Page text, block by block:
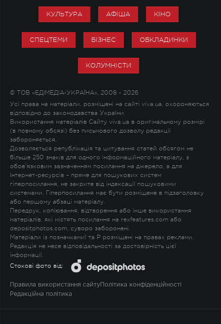
КУЛЬТУРА АФІША КІНО
СПЕЦТЕМИ БІЗНЕС ОБКЛАДИНКИ
КОЛУМНІСТИ
© ТОВ «ЕДІМЕДІА-УКРАЇНА», 2008 - 2026
Усі права на матеріали, розміщені на сайті viva.ua, охороняються
відповідно до законодавства України.
Використання матеріалів Сайту viva.ua в оригінальному розмірі
(в повному обсязі) без письмового дозволу редакції
забороняється.
Дозволяється републікація та цитування статей обсягом не
більше 250 знаків для одного інформаційного матеріалу, з
обов'язковим зазначенням посилання на джерело, а для
Інтернет-ресурсів – пряме для пошукових систем
гіперпосилання, не закрите від індексації пошуковими
системами. Гіперпосилання має бути розміщене в підзаголовку
або першому абзаці матеріалу.
Передрук, копіювання, відтворення або інше використання
матеріалів, які містять посилання на rexfeatures.com або
depositphotos.com, суворо заборонені.
Матеріали із позначками! та P розміщені на правах реклами.
Редакція не несе відповідальності за достовірність цієї
інформації.
Стокові фото від:
Правила використання сайту Політика конфіденційності
Редакційна політика